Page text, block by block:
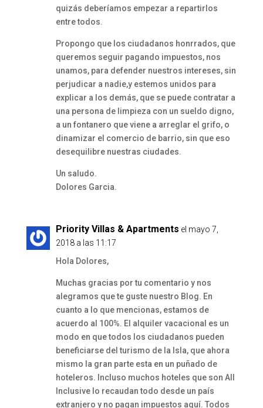
quizás deberíamos empezar a repartirlos
entre todos.
Propongo que los ciudadanos honrrados, que
queremos seguir pagando impuestos, nos
unamos, para defender nuestros intereses, sin
perjudicar a nadie,y estemos unidos para
explicar a los demás, que se puede contratar a
una persona de limpieza con un sueldo digno,
a un fontanero que viene a arreglar el grifo, o
dinamizar el comercio de barrio, sin que eso
desequilibre nuestras ciudades.
Un saludo.
Dolores Garcia.
Priority Villas & Apartments el mayo 7,
2018 a las 11:17
Hola Dolores,
Muchas gracias por tu comentario y nos
alegramos que te guste nuestro Blog. En
cuanto a lo que mencionas, estamos de
acuerdo al 100%. El alquiler vacacional es un
modo en que todos los ciudadanos pueden
beneficiarse del turismo de la Isla, que ahora
mismo la gran parte esta en un puñado de
hoteleros. Incluso muchos hoteles que son All
Inclusive lo recaudan todo desde un país
extranjero y no pagan impuestos aquí. Todos